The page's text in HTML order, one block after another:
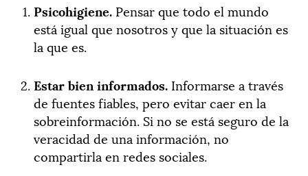
Psicohigiene. Pensar que todo el mundo
está igual que nosotros y que la situación es
la que es.
Estar bien informados. Informarse a través
de fuentes fiables, pero evitar caer en la
sobreinformación. Si no se está seguro de la
veracidad de una información, no
compartirla en redes sociales.